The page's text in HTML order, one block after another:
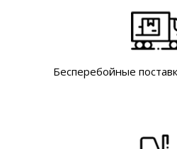
Бесперебойные